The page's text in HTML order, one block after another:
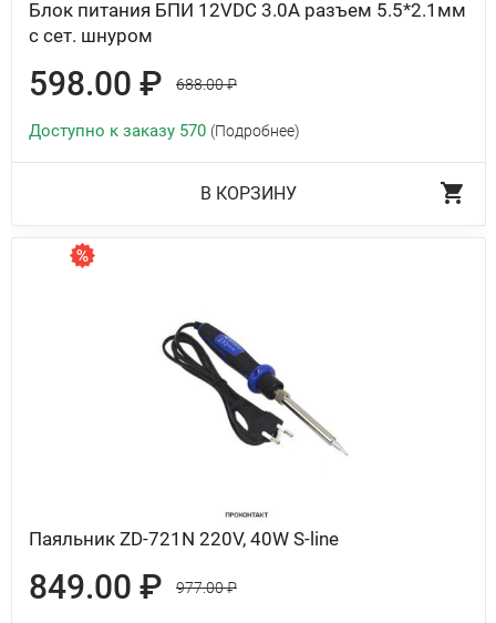
Блок питания БПИ 12VDC 3.0A разъем 5.5*2.1мм
с сет. шнуром
598.00 ₽ 688.00 ₽
Доступно к заказу 570 (Подробнее)
В КОРЗИНУ
Паяльник ZD-721N 220V, 40W S-line
849.00 ₽ 977.00 ₽